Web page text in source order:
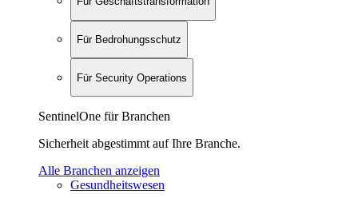
Für Bedrohungsschutz
Für Security Operations
SentinelOne für Branchen
Sicherheit abgestimmt auf Ihre Branche.
Alle Branchen anzeigen
Gesundheitswesen